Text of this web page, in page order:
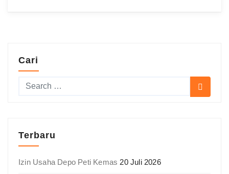
Cari
Terbaru
Izin Usaha Depo Peti Kemas 20 Juli 2026